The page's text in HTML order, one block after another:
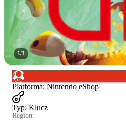
1/1
Platforma: Nintendo eShop
Typ: Klucz
Region: